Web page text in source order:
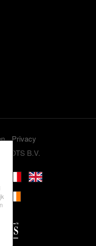
Privacy
B.V.